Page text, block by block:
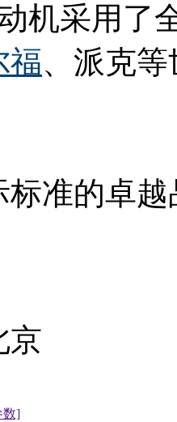
机采用了
福、派克
标准的卓
京
数]